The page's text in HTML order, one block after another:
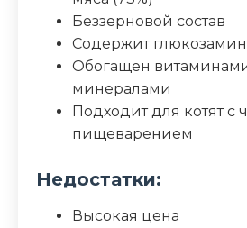
Беззерновой состав
Содержит
Обогащен
минералами
Подходит для котят с
пищеварением
Недостатки:
Высокая цена